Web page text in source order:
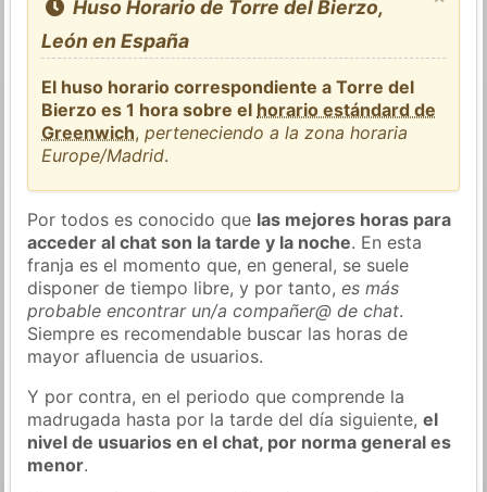
Huso Horario de Torre del Bierzo,
León en España
El huso horario correspondiente a Torre del
Bierzo es 1 hora sobre el horario estándard de
Greenwich,perteneciendo a la zona horaria
Europe/Madrid.
Por todos es conocido que las mejores horas para
acceder al chat son la tarde y la noche. En esta
franja es el momento que, en general, se suele
disponer de tiempo libre, y por tanto,es más
probable encontrar un/a compañer@ de chat.
Siempre es recomendable buscar las horas de
mayor afluencia de usuarios.
Y por contra, en el periodo que comprende la
madrugada hasta por la tarde del día siguiente,el
nivel de usuarios en el chat, por norma general es
menor.